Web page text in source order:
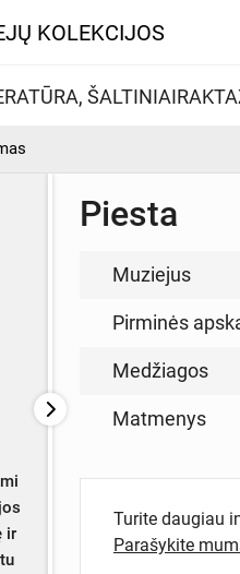
KOLEKCIJOS
ŠALTINIAI
ir
Piesta
Muziejus
Pirminės
Medžiagos
Matmenys
Turite daugiau
Parašykite